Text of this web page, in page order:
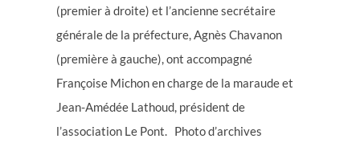
(premier à droite) et l’ancienne secrétaire
générale de la préfecture, Agnès Chavanon
(première à gauche), ont accompagné
Françoise Michon en charge de la maraude et
Jean-Amédée Lathoud, président de
l’association Le Pont. Photo d’archives